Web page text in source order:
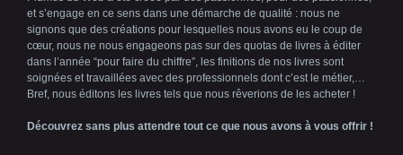
et s’engage en ce sens dans une démarche de qualité : nous ne
signons que des créations pour lesquelles nous avons eu le coup de
cœur, nous ne nous engageons pas sur des quotas de livres à éditer
dans l’année “pour faire du chiffre”, les finitions de nos livres sont
soignées et travaillées avec des professionnels dont c’est le métier,…
Bref, nous éditons les livres tels que nous rêverions de les acheter !
Découvrez sans plus attendre tout ce que nous avons à vous offrir !